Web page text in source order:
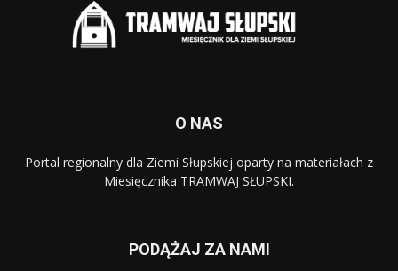
O NAS
Portal regionalny dla Ziemi Słupskiej oparty na materiałach z
Miesięcznika TRAMWAJ SŁUPSKI.
PODĄŻAJ ZA NAMI